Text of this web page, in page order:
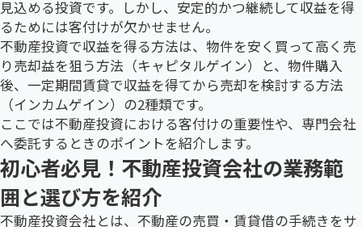
見込める投資です。しかし、安定的かつ継続して収益を得
るためには客付けが欠かせません。
不動産投資で収益を得る方法は、物件を安く買って高く売
り売却益を狙う方法（キャピタルゲイン）と、物件購入
後、一定期間賃貸で収益を得てから売却を検討する方法
（インカムゲイン）の2種類です。
ここでは不動産投資における客付けの重要性や、専門会社
へ委託するときのポイントを紹介します。
初心者必見！不動産投資会社の業務範
囲と選び方を紹介
不動産投資会社とは、不動産の売買・賃貸借の手続きをサ